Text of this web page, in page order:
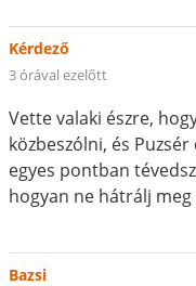
Kérdező
3 órával ezelőtt
Vette valaki észre,
közbeszólni, és
egyes pontban
hogyan ne hátrálj
Bazsi